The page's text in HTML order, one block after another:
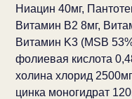
Ниацин 40мг,
Витамин В2 8мг,
Витамин K3 (MSB
фолиевая кислота
холина хлорид
цинка моногидрат